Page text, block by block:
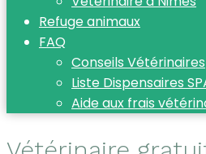
Refuge animaux
FAQ
Conseils Vétérinaires
Liste Dispensaires
Aide aux frais